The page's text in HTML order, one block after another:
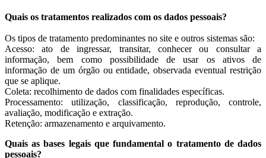
Quais os tratamentos realizados com os dados pessoais?
Os tipos de tratamento predominantes no site e outros sistemas são:
Acesso: ato de ingressar, transitar, conhecer ou consultar a
informação, bem como possibilidade de usar os ativos de
informação de um órgão ou entidade, observada eventual restrição
que se aplique.
Coleta: recolhimento de dados com finalidades específicas.
Processamento: utilização, classificação, reprodução, controle,
avaliação, modificação e extração.
Retenção: armazenamento e arquivamento.
Quais as bases legais que fundamental o tratamento de dados
pessoais?